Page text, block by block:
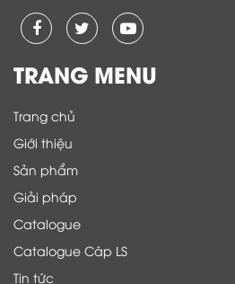
TRANG MENU
Trang chủ
Giới thiệu
Sản phẩm
Giải pháp
Catalogue
Catalogue Cáp LS
Tin tức